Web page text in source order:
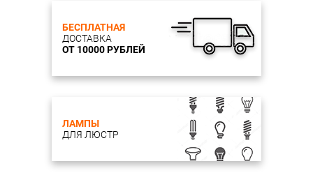
БЕСПЛАТНАЯ
ДОСТАВКА
ОТ 10000 РУБЛЕЙ
ЛАМПЫ
ДЛЯ ЛЮСТР